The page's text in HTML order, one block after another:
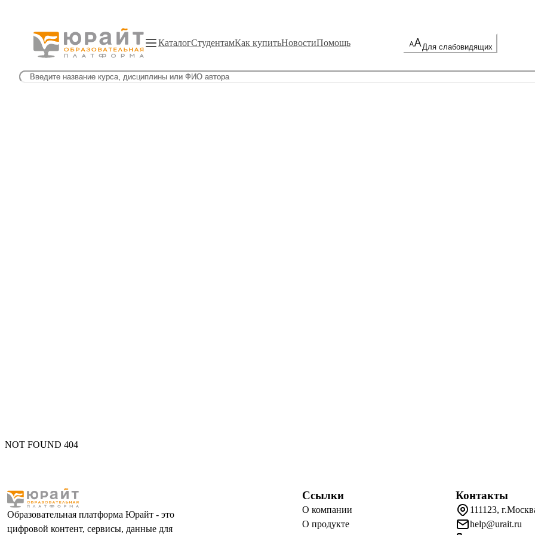
КаталогСтудентамКак купитьНовостиПомощь Для слабовидящих
NOT FOUND 404
Образовательная платформа Юрайт - это
цифровой контент, сервисы, данные для
Ссылки
О компании
О продукте
Контакты
111123,
help@urait.ru